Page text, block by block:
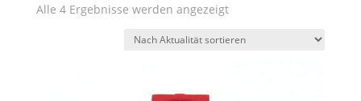
Alle 4 Ergebnisse werden angezeigtNach
sortiert